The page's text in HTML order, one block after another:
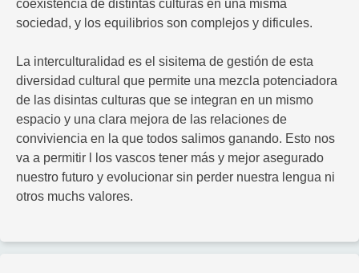
coexistencia de distintas culturas en una misma
sociedad, y los equilibrios son complejos y dificules.
La interculturalidad es el sisitema de gestión de esta
diversidad cultural que permite una mezcla potenciadora
de las disintas culturas que se integran en un mismo
espacio y una clara mejora de las relaciones de
conviviencia en la que todos salimos ganando. Esto nos
va a permitir l los vascos tener más y mejor asegurado
nuestro futuro y evolucionar sin perder nuestra lengua ni
otros muchs valores.